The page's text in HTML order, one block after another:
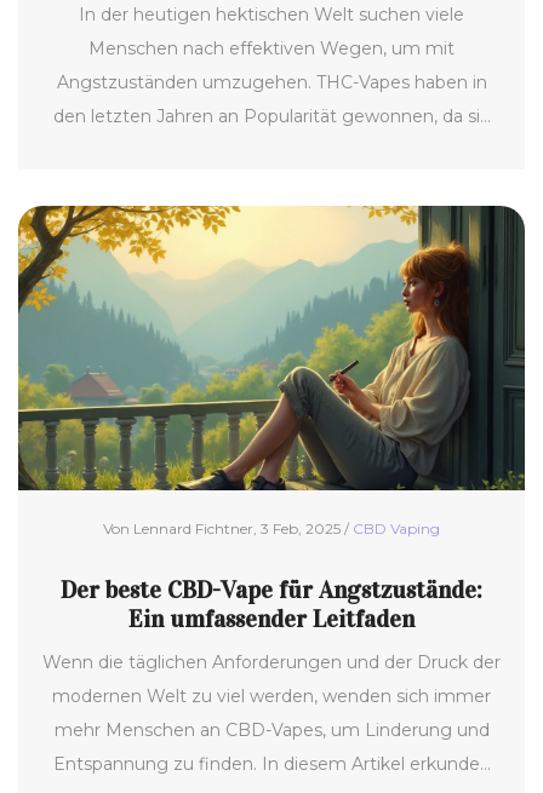
In der heutigen hektischen Welt suchen viele
Menschen nach effektiven Wegen, um mit
Angstzuständen umzugehen. THC-Vapes haben in
den letzten Jahren an Popularität gewonnen, da sie
das Verdampfen von THC tatsächlich bei der
Linderung von Angstzuständen hilfreich sein kann.
Wir betrachten die Wissenschaft hinter THC,
mögliche Vorteile und Risiken sowie einige praktische
Tipps zum sicheren und verantwortungsvollen Vaping.
Von Lennard Fichtner, 3 Feb, 2025 / CBD Vaping
Der beste CBD-Vape für Angstzustände:
Ein umfassender Leitfaden
Wenn die täglichen Anforderungen und der Druck der
modernen Welt zu viel werden, wenden sich immer
mehr Menschen an CBD-Vapes, um Linderung und
Entspannung zu finden. In diesem Artikel erkunden